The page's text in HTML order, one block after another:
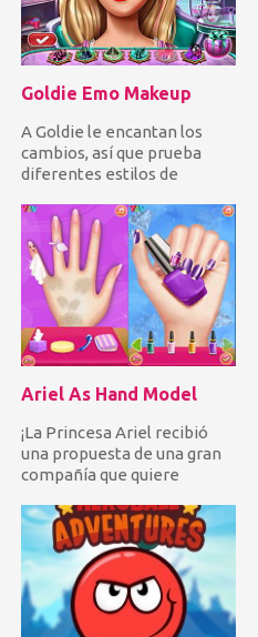
Goldie Emo Makeup
A Goldie le encantan los
cambios, así que prueba
diferentes estilos de
crea...
Ariel As Hand Model
¡La Princesa Ariel recibió
una propuesta de una gran
compañía que quiere